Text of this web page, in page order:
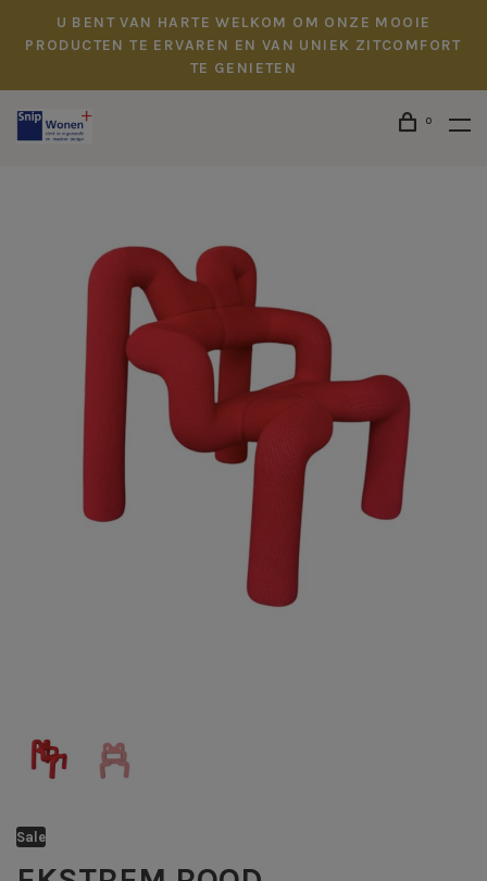
U BENT VAN HARTE WELKOM OM ONZE MOOIE
PRODUCTEN TE ERVAREN EN VAN UNIEK ZITCOMFORT
TE GENIETEN
0
Sale